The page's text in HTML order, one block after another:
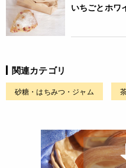
いちごとホワ
関連カテゴリ
砂糖・はちみつ・ジャム